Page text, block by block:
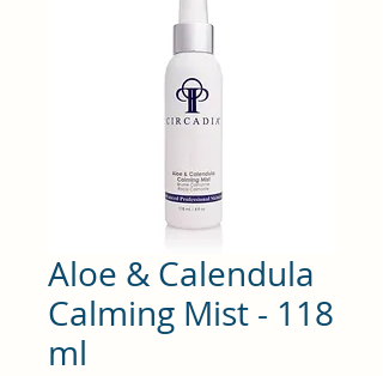
Aloe & Calendula
Calming Mist - 118
ml